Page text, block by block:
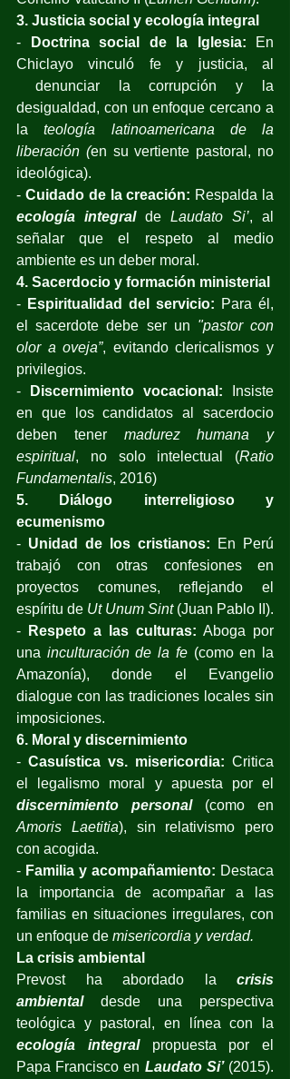
3. Justicia social y ecología integral
-
Doctrina social de la Iglesia:
En
Chiclayo vinculó fe y justicia, al
denunciar la corrupción y la
desigualdad, con un enfoque cercano a
la teología latinoamericana de la
liberación (en su vertiente pastoral, no
ideológica).
- Cuidado de la creación:
ecología integral de Laudato Si’, al
señalar que el respeto al medio
ambiente es un deber moral.
4. Sacerdocio y formación ministerial
- Espiritualidad del servicio: Para él,
el sacerdote debe ser un "pastor con
olor a oveja”, evitando clericalismos y
privilegios.
-
Discernimiento vocacional: Insiste
en que los candidatos al sacerdocio
deben tener madurez humana y
espiritual, no solo intelectual (Ratio
Fundamentalis, 2016)
5. Diálogo interreligioso y
ecumenismo
- Unidad de los cristianos: En Perú
trabajó con otras confesiones en
proyectos comunes, reflejando el
espíritu de Ut Unum Sint (Juan Pablo II).
-
Respeto a las culturas: Aboga por
una inculturación de la fe (como en la
Amazonía), donde el Evangelio
dialogue con las tradiciones locales sin
imposiciones.
6. Moral y discernimiento
- Casuística vs. misericordia: Critica
discernimiento personal
Amoris Laetitia), sin relativismo pero
con acogida.
- Familia y acompañamiento: Destaca
la importancia de acompañar a las
familias en situaciones irregulares, con
un enfoque de misericordia y verdad.
La crisis ambiental
Prevost ha abordado la crisis
ambiental desde una perspectiva
ecología integral propuesta por el
Papa Francisco en Laudato Si’ (2015).